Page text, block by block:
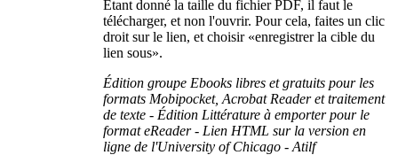
Étant donné la taille du fichier PDF, il faut le
télécharger, et non l'ouvrir. Pour cela, faites un clic
droit sur le lien, et choisir «enregistrer la cible du
lien sous».
Édition groupe Ebooks libres et gratuits pour les
formats Mobipocket, Acrobat Reader et traitement
de texte - Édition Littérature à emporter pour le
format eReader - Lien HTML sur la version en
ligne de l'University of Chicago - Atilf